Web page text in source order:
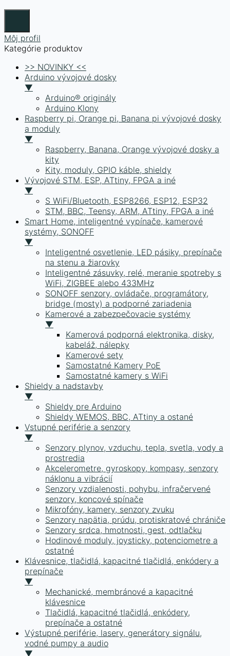
Môj profil
Kategórie produktov
>> NOVINKY <<
Arduino vývojové dosky
▼
Arduino® originály
Arduino Klony
Raspberry pi, Orange pi, Banana pi vývojové dosky
a moduly
▼
Raspberry, Banana, Orange vývojové dosky a
kity
Kity, moduly, GPIO káble, shieldy
Vývojové STM, ESP, ATtiny, FPGA a iné
▼
S WiFi/Bluetooth, ESP8266, ESP12, ESP32
STM, BBC, Teensy, ARM, ATtiny, FPGA a iné
Smart Home, inteligentné vypínače, kamerové
systémy, SONOFF
▼
Inteligentné osvetlenie, LED pásiky, prepínače
na stenu a žiarovky
Inteligentné zásuvky, relé, meranie spotreby s
WiFi, ZIGBEE alebo 433MHz
SONOFF senzory, ovládače, programátory,
bridge (mosty) a podporné zariadenia
Kamerové a zabezpečovacie systémy
▼
Kamerová podporná elektronika, disky,
kabeláž, nálepky
Kamerové sety
Samostatné Kamery PoE
Samostatné kamery s WiFi
Shieldy a nadstavby
▼
Shieldy pre Arduino
Shieldy WEMOS, BBC, ATtiny a ostané
Vstupné periférie a senzory
▼
Senzory plynov, vzduchu, tepla, svetla, vody a
prostredia
Akcelerometre, gyroskopy, kompasy, senzory
náklonu a vibrácií
Senzory vzdialenosti, pohybu, infračervené
senzory, koncové spínače
Mikrofóny, kamery, senzory zvuku
Senzory napätia, prúdu, protiskratové chrániče
Senzory srdca, hmotnosti, gest, odtlačku
Hodinové moduly, joysticky, potenciometre a
ostatné
Klávesnice, tlačidlá, kapacitné tlačidlá, enkódery a
prepínače
▼
Mechanické, membránové a kapacitné
klávesnice
Tlačidlá, kapacitné tlačidlá, enkódery,
prepínače a ostatné
Výstupné periférie, lasery, generátory signálu,
vodné pumpy a audio
▼